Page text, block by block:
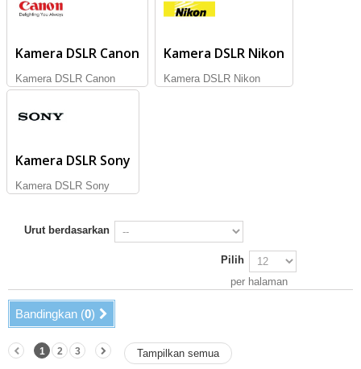
Kamera DSLR Canon
Kamera DSLR Canon
Kamera DSLR Nikon
Kamera DSLR Nikon
Kamera DSLR Sony
Kamera DSLR Sony
Urut berdasarkan
Pilih
per halaman
Bandingkan (0)
Tampilkan semua
1 2 3